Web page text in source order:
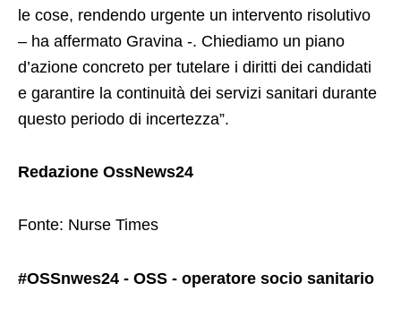
le cose, rendendo urgente un intervento risolutivo
– ha affermato Gravina -. Chiediamo un piano
d’azione concreto per tutelare i diritti dei candidati
e garantire la continuità dei servizi sanitari durante
questo periodo di incertezza”.
Redazione OssNews24
Fonte: Nurse Times
#OSSnwes24 - OSS - operatore socio sanitario